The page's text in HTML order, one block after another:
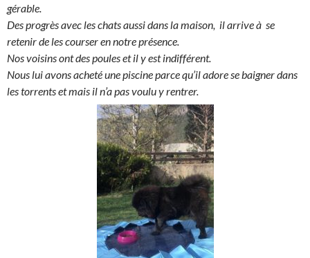
gérable.
Des progrès avec les chats aussi dans la maison, il arrive à se
retenir de les courser en notre présence.
Nos voisins ont des poules et il y est indifférent.
Nous lui avons acheté une piscine parce qu’il adore se baigner dans
les torrents et mais il n’a pas voulu y rentrer.